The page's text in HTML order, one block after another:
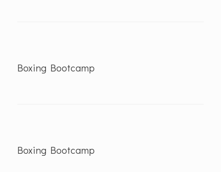
Boxing Bootcamp
Boxing Bootcamp